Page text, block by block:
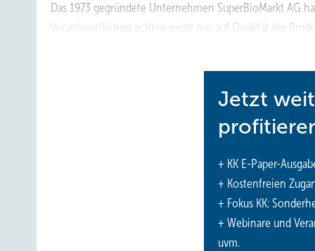
Das 1973 gegründete Unternehmen SuperBioMarkt AG
Verantwortlichen achten nicht nur auf Qualität der
Jetzt
+ KK E-Paper-
+ Kostenfreien
+ Fokus KK:
+ Webinare und
uvm.